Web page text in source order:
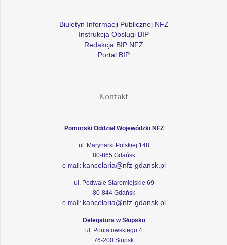
Biuletyn Informacji Publicznej NFZ
Instrukcja Obsługi BIP
Redakcja BIP NFZ
Portal BIP
Kontakt
Pomorski Oddział Wojewódzki NFZ
ul. Marynarki Polskiej 148
80-865 Gdańsk
e-mail: kancelaria@nfz-gdansk.pl
ul. Podwale Staromiejskie 69
80-844 Gdańsk
e-mail: kancelaria@nfz-gdansk.pl
Delegatura w Słupsku
ul. Poniatowskiego 4
76-200 Słupsk